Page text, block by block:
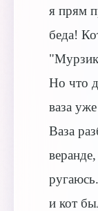
я прям
беда!
Но что
ваза
Ваза
и кот